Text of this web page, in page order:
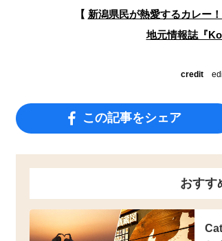
【 新潟県民が熱愛するカレー
地元情報誌『
creditedit
この記事をシェア
おすす